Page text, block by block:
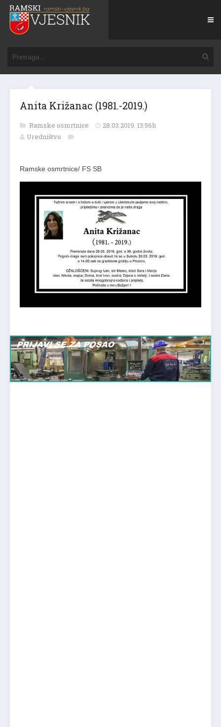
Anita Križanac (1981.-2019.)
Ramske osmrtnice
28.03.2019. 13:56h
Uredništvo
Ramske osmrtnice/ FS SB